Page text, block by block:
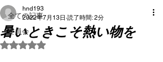
全ての記事
委員会
暑いときこそ熱い物を
hnd193
2022年7月13日 読了時間: 2分
5つ星のうちNaNと評価されています。